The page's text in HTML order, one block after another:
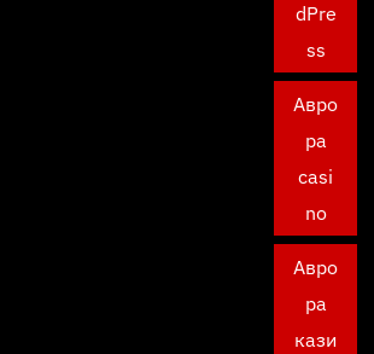
dPre
ss
Авро
ра
casi
no
Авро
ра
кази